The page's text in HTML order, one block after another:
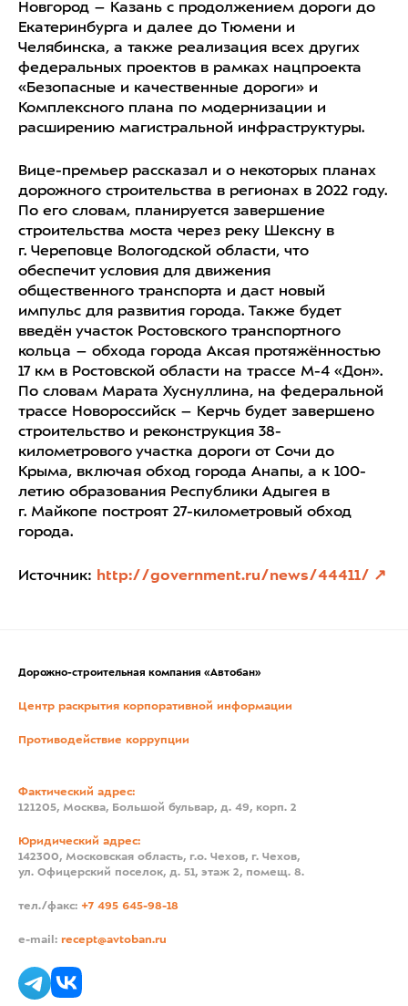
Новгород – Казань с продолжением дороги до
Екатеринбурга и далее до Тюмени и
Челябинска, а также реализация всех других
федеральных проектов в рамках нацпроекта
«Безопасные и качественные дороги» и
Комплексного плана по модернизации и
расширению магистральной инфраструктуры.
Вице-премьер рассказал и о некоторых планах
дорожного строительства в регионах в 2022 году.
По его словам, планируется завершение
строительства моста через реку Шексну в
г. Череповце Вологодской области, что
обеспечит условия для движения
общественного транспорта и даст новый
импульс для развития города. Также будет
введён участок Ростовского транспортного
кольца – обхода города Аксая протяжённостью
17 км в Ростовской области на трассе М-4 «Дон».
По словам Марата Хуснуллина, на федеральной
трассе Новороссийск – Керчь будет завершено
строительство и реконструкция 38-
километрового участка дороги от Сочи до
Крыма, включая обход города Анапы, а к 100-
летию образования Республики Адыгея в
г. Майкопе построят 27-километровый обход
города.
Источник: http://government.ru/news/44411/
Дорожно-строительная компания «Автобан»
Центр раскрытия корпоративной информации
Противодействие коррупции
Фактический адрес:
121205, Москва, Большой бульвар, д. 49, корп. 2
Юридический адрес:
142300, Московская область, г.о. Чехов, г. Чехов,
ул. Офицерский поселок, д. 51, этаж 2, помещ. 8.
тел./факс: +7 495 645-98-18
e-mail: recept@avtoban.ru